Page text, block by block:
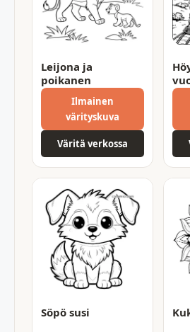
Leijona ja
poikanen
Ilmainen
värityskuva
Väritä verkossa
Söpö susi